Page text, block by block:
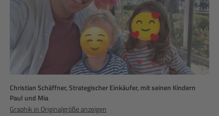
Christian Schäffner, Strategischer Einkäufer, mit seinen Kindern
Paul und Mia
Graphik in Originalgröße anzeigen